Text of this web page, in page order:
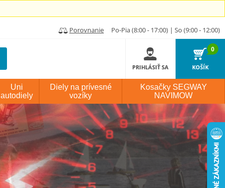
Porovnanie Po-Pia (8:00 - 17:00) | So (9:00 - 12:00)
PRIHLÁSIŤ SA
0
KOŠÍK
Uni
autodiely
Diely na prívesné
vozíky
Kosačky SEGWAY
NAVIMOW